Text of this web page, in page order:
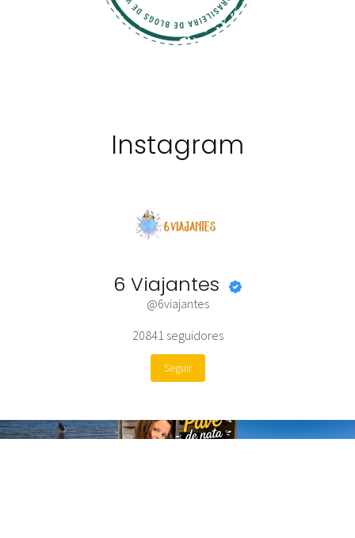
Instagram
6 Viajantes
@6viajantes
20841 seguidores
Seguir